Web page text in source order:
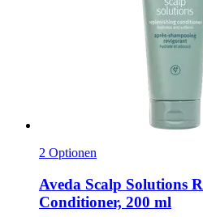
2 Optionen
Aveda Scalp Solutions
Conditioner, 200 ml